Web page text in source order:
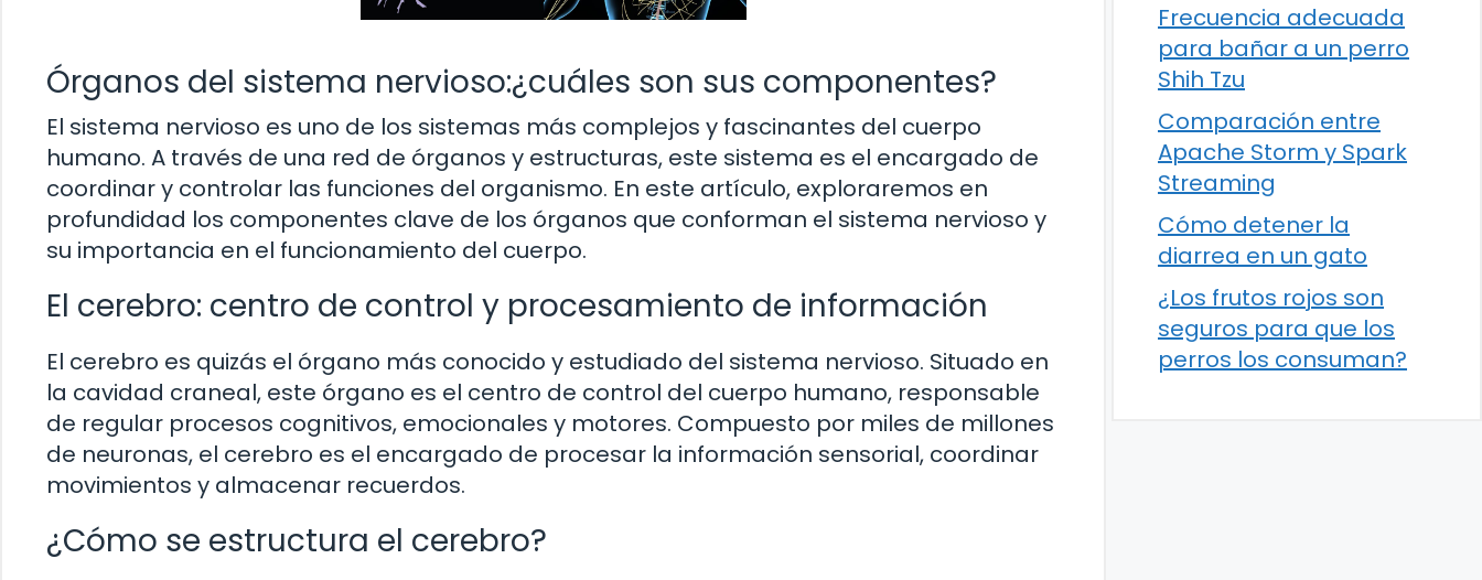
Órganos del sistema nervioso:¿cuáles son sus componentes?
El sistema nervioso es uno de los sistemas más complejos y fascinantes del cuerpo
humano. A través de una red de órganos y estructuras, este sistema es el encargado de
coordinar y controlar las funciones del organismo. En este artículo, exploraremos en
profundidad los componentes clave de los órganos que conforman el sistema nervioso y
su importancia en el funcionamiento del cuerpo.
El cerebro: centro de control y procesamiento de información
El cerebro es quizás el órgano más conocido y estudiado del sistema nervioso. Situado en
la cavidad craneal, este órgano es el centro de control del cuerpo humano, responsable
de regular procesos cognitivos, emocionales y motores. Compuesto por miles de millones
de neuronas, el cerebro es el encargado de procesar la información sensorial, coordinar
movimientos y almacenar recuerdos.
¿Cómo se estructura el cerebro?
Frecuencia adecuada
para bañar a un perro
Shih Tzu
Comparación entre
Apache Storm y Spark
Streaming
Cómo detener la
diarrea en un gato
¿Los frutos rojos son
seguros para que los
perros los consuman?